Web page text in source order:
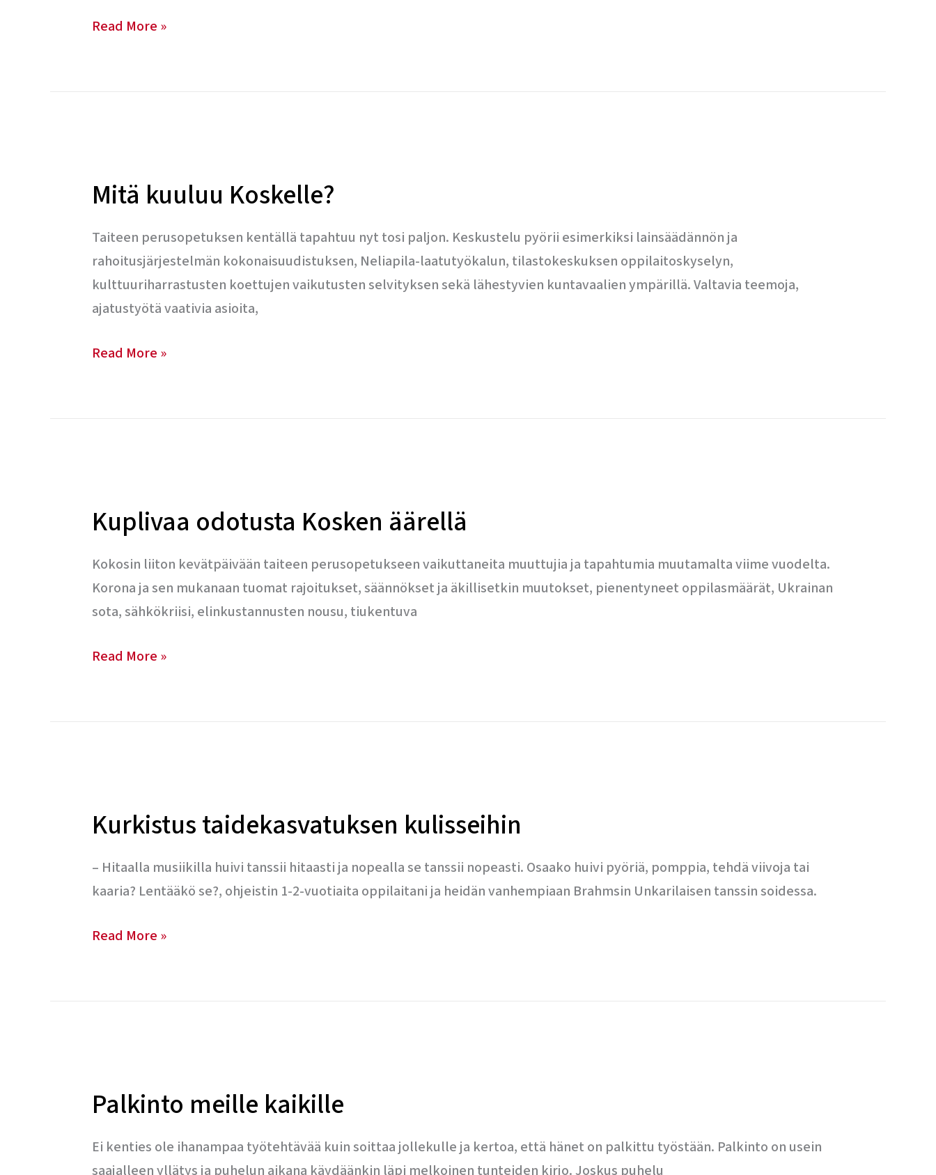
saavutettavuudesta
Read More »
Mitä kuuluu Koskelle?
Taiteen perusopetuksen kentällä tapahtuu nyt tosi paljon. Keskustelu pyörii esimerkiksi lainsäädännön ja
rahoitusjärjestelmän kokonaisuudistuksen, Neliapila-laatutyökalun, tilastokeskuksen oppilaitoskyselyn,
kulttuuriharrastusten koettujen vaikutusten selvityksen sekä lähestyvien kuntavaalien ympärillä. Valtavia teemoja,
ajatustyötä vaativia asioita,
Koskelle?
Read More »
Kuplivaa odotusta Kosken äärellä
Kokosin liiton kevätpäivään taiteen perusopetukseen vaikuttaneita muuttujia ja tapahtumia muutamalta viime vuodelta.
Korona ja sen mukanaan tuomat rajoitukset, säännökset ja äkillisetkin muutokset, pienentyneet oppilasmäärät, Ukrainan
sota, sähkökriisi, elinkustannusten nousu, tiukentuva
Kosken
Read More »
Kurkistus taidekasvatuksen kulisseihin
– Hitaalla musiikilla huivi tanssii hitaasti ja nopealla se tanssii nopeasti. Osaako huivi pyöriä, pomppia, tehdä viivoja tai
kaaria? Lentääkö se?, ohjeistin 1-2-vuotiaita oppilaitani ja heidän vanhempiaan Brahmsin Unkarilaisen tanssin soidessa.
kulisseihin
Read More »
Palkinto meille kaikille
Ei kenties ole ihanampaa työtehtävää kuin soittaa jollekulle ja kertoa, että hänet on palkittu työstään. Palkinto on usein
saajalleen yllätys ja puhelun aikana käydäänkin läpi melkoinen tunteiden kirjo. Joskus puhelu
kaikille